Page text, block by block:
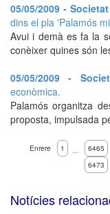
05/05/2009 - Societat
dins el pla 'Palamós
Avui i demà es fa la
conèixer quines són
05/05/2009 -
econòmica.
Palamós organitza
proposta, impulsada
Enrere 1 6465
6473
Notícies